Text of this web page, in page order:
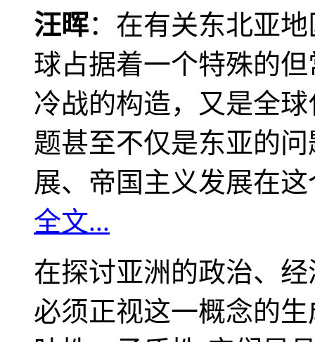
汪晖：在有关东北亚
球占据着一个特殊的
冷战的构造，又是全
题甚至不仅是东亚的
展、帝国主义发展在
全文...
在探讨亚洲的政治、
必须正视这一概念的